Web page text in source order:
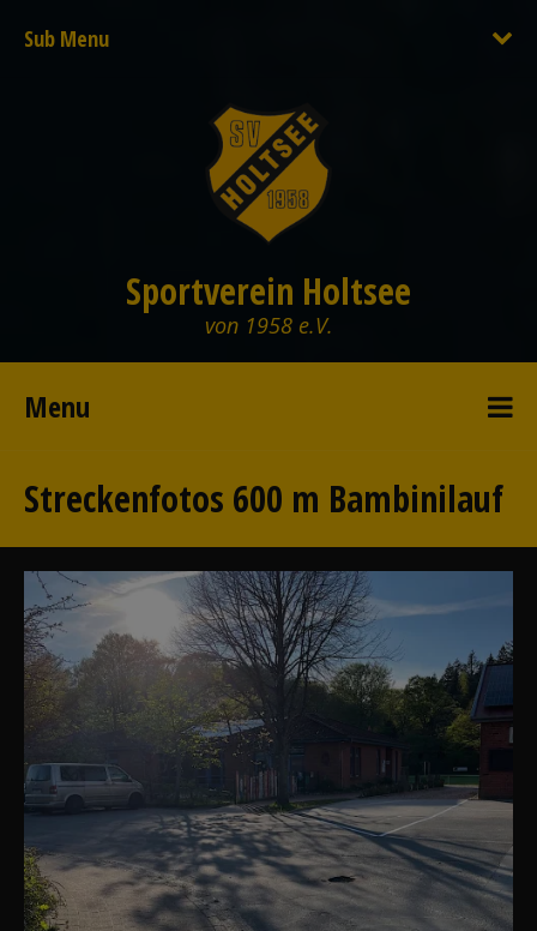
Sub Menu
Sportverein Holtsee
von 1958 e.V.
Menu
Streckenfotos 600 m Bambinilauf